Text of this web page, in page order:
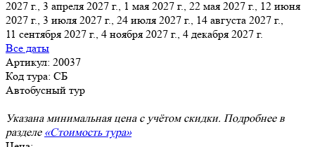
2027 г., 3 апреля 2027 г., 1 мая 2027 г., 22 мая 2027 г., 12 июня
2027 г., 3 июля 2027 г., 24 июля 2027 г., 14 августа 2027 г.,
11 сентября 2027 г., 4 ноября 2027 г., 4 декабря 2027 г.
Все даты
Артикул: 20037
Код тура: СБ
Автобусный тур
Указана минимальная цена с учётом скидки. Подробнее в
разделе «Стоимость тура»